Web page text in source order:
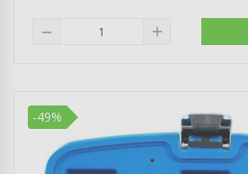
remove add
-49%